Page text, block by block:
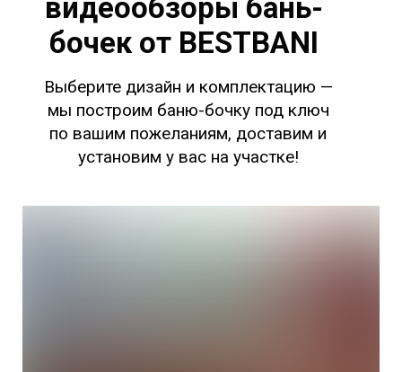
Выберите дизайн и комплектацию —
мы построим баню-бочку под ключ
по вашим пожеланиям, доставим и
установим у вас на участке!
видеообзоры бань-
бочек от BESTBANI